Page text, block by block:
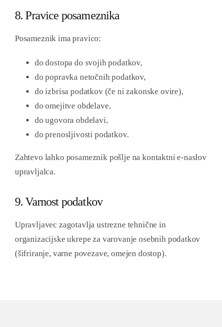
8. Pravice posameznika
Posameznik ima pravico:
do dostopa do svojih podatkov,
do popravka netočnih podatkov,
do izbrisa podatkov (če ni zakonske ovire),
do omejitve obdelave,
do ugovora obdelavi,
do prenosljivosti podatkov.
Zahtevo lahko posameznik pošlje na kontaktni e-naslov
upravljalca.
9. Varnost podatkov
Upravljavec zagotavlja ustrezne tehnične in
organizacijske ukrepe za varovanje osebnih podatkov
(šifriranje, varne povezave, omejen dostop).